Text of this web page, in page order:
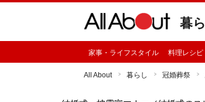
暮
家事・ライフスタイル 料理レシピ
All About 暮らし 冠婚葬祭